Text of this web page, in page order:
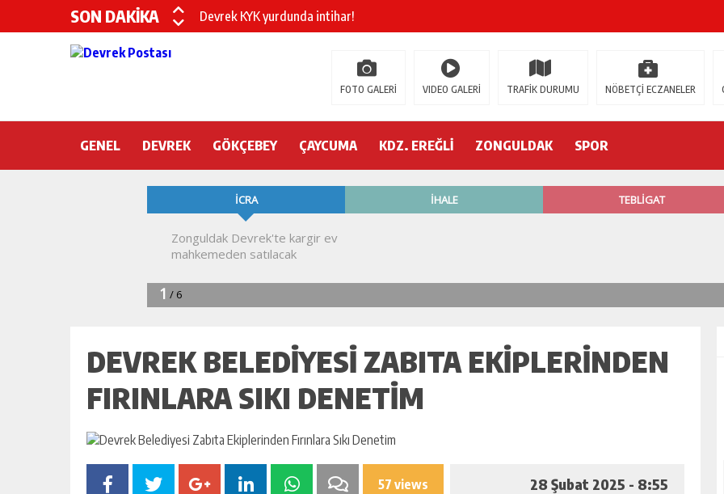
SON DAKİKA
Devrek KYK yurdunda intihar!
CHP’nin yeni genel başkanı Özgür Özel
DEVREK’TE YANGIN PANİĞİ
Devrek Engelsiz Yaşam Merkezi’nde neler oluyor?
DEVREK ÇATAKLI’YA TEŞEKKÜR ETTİ
FOTO GALERİ VIDEO GALERİ TRAFİK DURUMU NÖBETÇİ ECZANELER
GENEL DEVREK GÖKÇEBEY ÇAYCUMA KDZ. EREĞLİ ZONGULDAK SPOR
DEVREK BELEDIYESI ZABITA EKIPLERINDEN
FIRINLARA SIKI DENETIM
57 views 28 Şubat 2025 - 8:55